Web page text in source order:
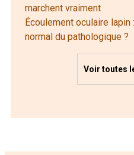
marchent vraiment
Écoulement oculaire
normal du pathologique ?
Voir toutes